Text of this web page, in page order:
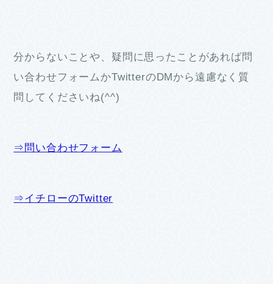
分からないことや、疑問に思ったことがあれば問
い合わせフォームかTwitterのDMから遠慮なく質
問してくださいね(^^)
⇒問い合わせフォーム
⇒イチローのTwitter